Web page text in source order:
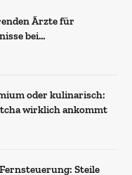
Ärzte für
bei
oder kulinarisch:
wirklich ankommt
Steile